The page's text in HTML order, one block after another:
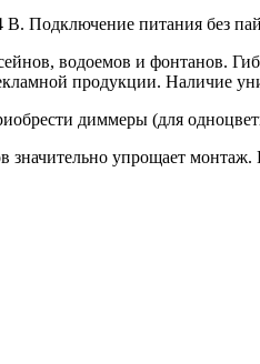
В. Подключение питания без
водоемов и фонтанов.
продукции. Наличие
диммеры (для
упрощает монтаж.